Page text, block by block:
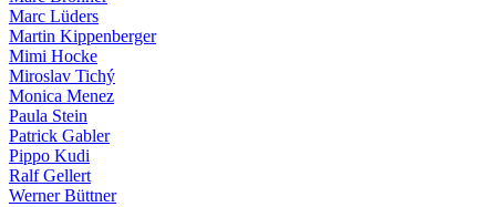
Marc Lüders
Martin Kippenberger
Mimi Hocke
Miroslav Tichý
Monica Menez
Paula Stein
Patrick Gabler
Pippo Kudi
Ralf Gellert
Werner Büttner